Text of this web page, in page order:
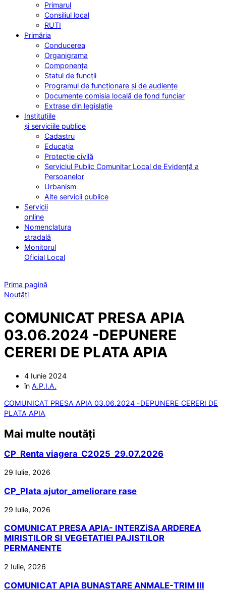
Primarul
Consiliul local
RUTI
Primăria
Conducerea
Organigrama
Componența
Statul de funcții
Programul de funcționare și de audiențe
Documente comisia locală de fond funciar
Extrase din legislație
Instituțiile
și serviciile publice
Cadastru
Educația
Protecție civilă
Serviciul Public Comunitar Local de Evidență a
Persoanelor
Urbanism
Alte servicii publice
Servicii
online
Nomenclatura
stradală
Monitorul
Oficial Local
Prima pagină
Noutăți
COMUNICAT PRESA APIA
03.06.2024 -DEPUNERE
CERERI DE PLATA APIA
4 Iunie 2024
în A.P.I.A.
COMUNICAT PRESA APIA 03.06.2024 -DEPUNERE CERERI DE
PLATA APIA
Mai multe noutăți
CP_Renta viagera_C2025_29.07.2026
29 Iulie, 2026
CP_Plata ajutor_ameliorare rase
29 Iulie, 2026
COMUNICAT PRESA APIA- INTERZiSA ARDEREA
MIRISTILOR SI VEGETATIEI PAJISTILOR
PERMANENTE
2 Iulie, 2026
COMUNICAT APIA BUNASTARE ANMALE-TRIM III